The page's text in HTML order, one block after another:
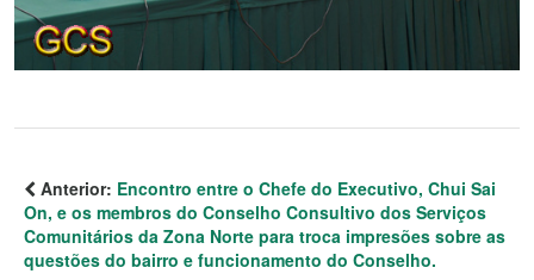
Anterior: Encontro entre o Chefe do Executivo, Chui Sai
On, e os membros do Conselho Consultivo dos Serviços
Comunitários da Zona Norte para troca impresões sobre as
questões do bairro e funcionamento do Conselho.